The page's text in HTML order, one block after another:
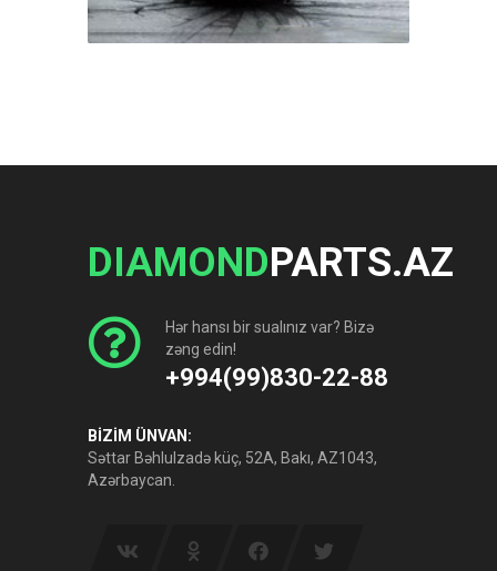
DIAMONDPARTS.AZ
Hər hansı bir sualınız var? Bizə
zəng edin!
+994(99)830-22-88
BİZİM ÜNVAN:
Səttar Bəhlulzadə küç, 52A, Bakı, AZ1043,
Azərbaycan.